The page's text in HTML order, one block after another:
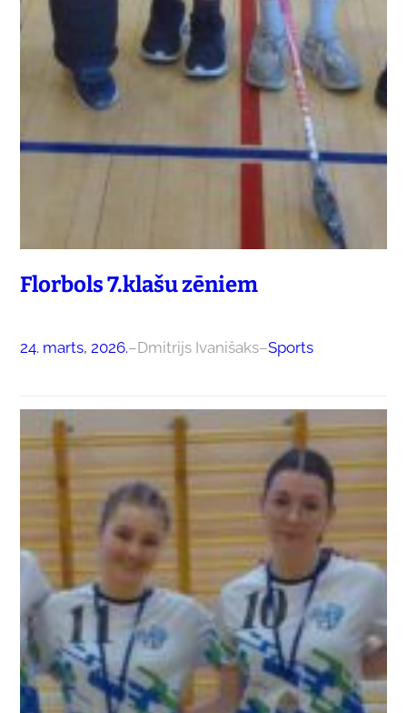
Florbols 7.klašu zēniem
24. marts, 2026.–Dmitrijs Ivanišaks–Sports